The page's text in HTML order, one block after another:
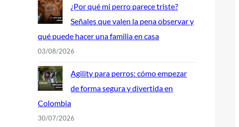
¿Por qué mi perro parece triste?
Señales que valen la pena observar y
qué puede hacer una familia en casa
03/08/2026
Agility para perros: cómo empezar
de forma segura y divertida en
Colombia
30/07/2026